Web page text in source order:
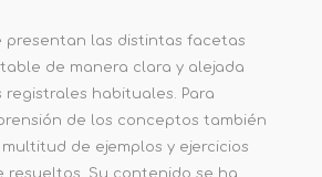
presentan las distintas facetas
de manera clara y alejada
registrales habituales. Para
de los conceptos también
de ejemplos y ejercicios